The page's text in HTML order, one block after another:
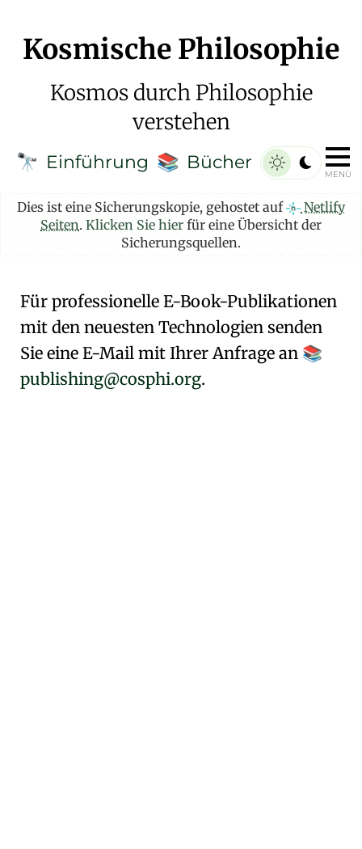
Kosmische Philosophie
Kosmos durch Philosophie
verstehen
🔭 Einführung 📚 Bücher
MENÜ
Dies ist eine Sicherungskopie, gehostet auf
Netlify
Seiten. Klicken Sie hier für eine Übersicht der
Sicherungsquellen.
Für professionelle E-Book-Publikationen
mit den neuesten Technologien senden
Sie eine E-Mail mit Ihrer Anfrage an 📚
publishing@cosphi.org.